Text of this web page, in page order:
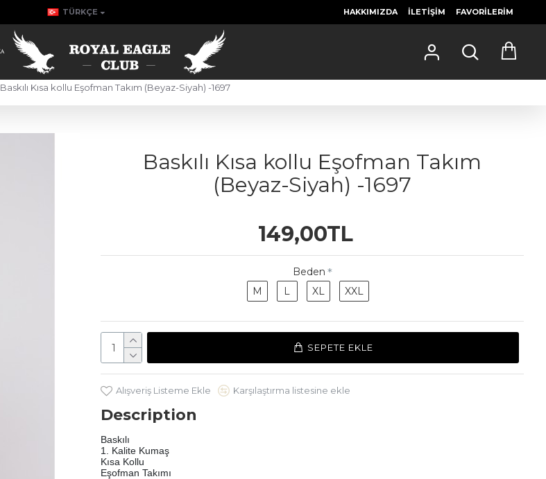
TÜRKÇE HAKKIMIZDA İLETIŞIM FAVORILERIM
Baskılı Kısa kollu Eşofman Takım (Beyaz-Siyah) -1697
Baskılı Kısa kollu Eşofman Takım
(Beyaz-Siyah) -1697
149,00TL
Beden
M
L XL XXL
SEPETE EKLE
Alışveriş Listeme Ekle Karşılaştırma listesine ekle
Description
Baskılı
1. Kalite Kumaş
Kısa Kollu
Eşofman Takımı